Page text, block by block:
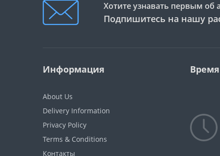
Хотите узнавать первым об
Подпишитесь на нашу
Информация
About Us
Delivery Information
Privacy Policy
Terms & Conditions
Контакты